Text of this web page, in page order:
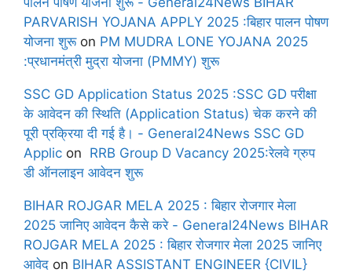
PARVARISH YOJANA APPLY 2025 :बिहार पालन पोषण
योजना शुरूon PM MUDRA LONE YOJANA 2025
:प्रधानमंत्री मुद्रा योजना (PMMY) शुरू
SSC GD Application Status 2025 :SSC GD परीक्षा
के आवेदन की स्थिति (Application Status) चेक करने की
पूरी प्रक्रिया दी गई है। - General24News SSC GD
Applic on RRB Group D Vacancy 2025:रेलवे ग्रुप
डी ऑनलाइन आवेदन शुरू
BIHAR ROJGAR MELA 2025 : बिहार रोजगार मेला
2025 जानिए आवेदन कैसे करे - General24News BIHAR
ROJGAR MELA 2025 : बिहार रोजगार मेला 2025 जानिए
आवेद on BIHAR ASSISTANT ENGINEER {CIVIL}